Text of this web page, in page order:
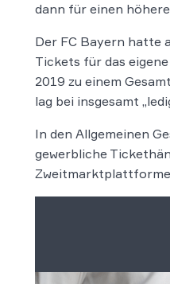
dann für einen
Der FC Bayern hatte
Tickets für das
2019 zu einem
lag bei insgesamt
In den Allgemeinen
gewerbliche